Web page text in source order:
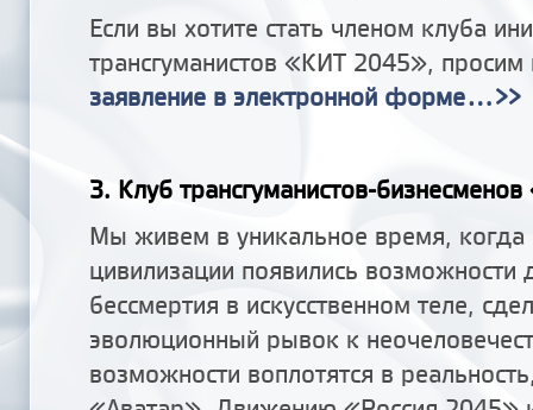
Если вы хотите стать членом клуба
трансгуманистов «КИТ 2045», просим
заявление в электронной форме...>>
3. Клуб трансгуманистов-
Мы живем в уникальное время, когда
цивилизации появились возможности
бессмертия в искусственном теле,
эволюционный рывок к
возможности воплотятся в